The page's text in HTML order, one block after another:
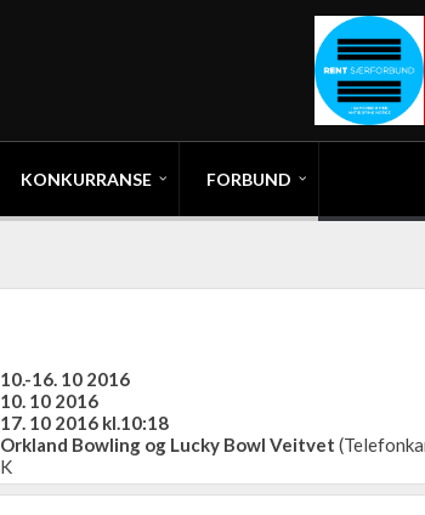
KONKURRANSE FORBUND
10.-16. 10 2016
10. 10 2016
17. 10 2016 kl.10:18
Orkland Bowling og Lucky Bowl Veitvet
K